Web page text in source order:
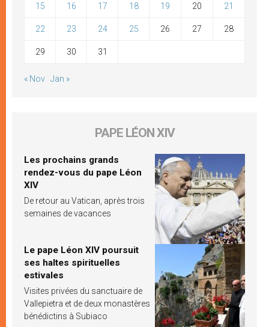
15 16 17 18 19 20 21
22 23 24 25 26 27 28
29 30 31
« Nov Jan »
PAPE LÉON XIV
Les prochains grands
rendez-vous du pape Léon
XIV
De retour au Vatican, après trois
semaines de vacances
Le pape Léon XIV poursuit
ses haltes spirituelles
estivales
Visites privées du sanctuaire de
Vallepietra et de deux monastères
bénédictins à Subiaco